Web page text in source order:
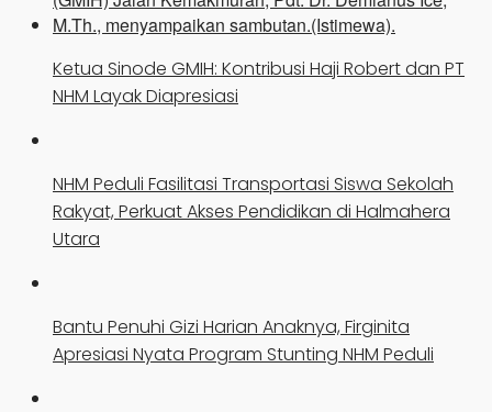
Ketua Sinode GMIH: Kontribusi Haji Robert dan PT
NHM Layak Diapresiasi
NHM Peduli Fasilitasi Transportasi Siswa Sekolah
Rakyat, Perkuat Akses Pendidikan di Halmahera
Utara
Bantu Penuhi Gizi Harian Anaknya, Firginita
Apresiasi Nyata Program Stunting NHM Peduli